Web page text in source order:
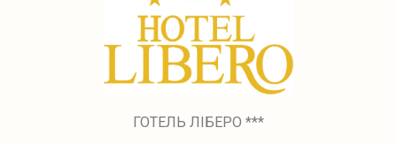
ГОТЕЛЬ ЛІБЕРО ***